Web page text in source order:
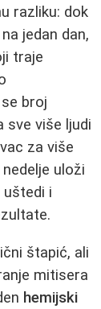
razliku: dok
jedan dan,
traje
broj
sve više ljudi
za više
uloži
uštedi i
štapić, ali
mitisera
hemijski